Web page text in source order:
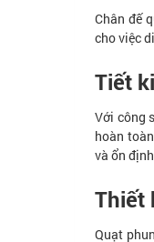
Chân đế
cho việc
Tiết
Với công
hoàn
và ổn
Thiết
Quạt